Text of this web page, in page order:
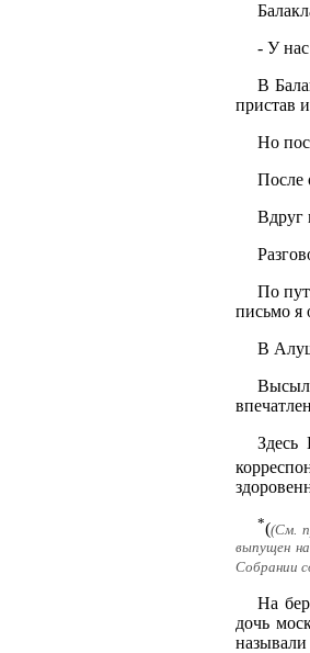
- У нас
В
пристав
Но
После
Вдруг
По
письмо я
В
Здесь
*((См.
выпущен
Собрании
На
дочь